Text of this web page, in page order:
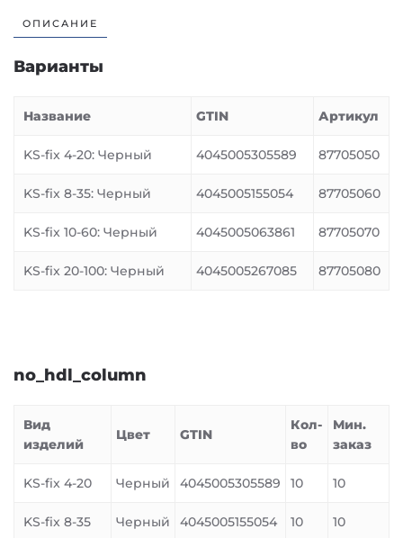
ОПИСАНИЕ
Варианты
Название GTIN Артикул
KS-fix 4-20: Черный 4045005305589 87705050
KS-fix 8-35: Черный 4045005155054 87705060
KS-fix 10-60: Черный 4045005063861 87705070
KS-fix 20-100: Черный 4045005267085 87705080
no_hdl_column
Вид
изделий
Цвет GTIN
Кол-
во
Мин.
заказ
KS-fix 4-20 Черный 4045005305589 10 10
KS-fix 8-35 Черный 4045005155054 10 10